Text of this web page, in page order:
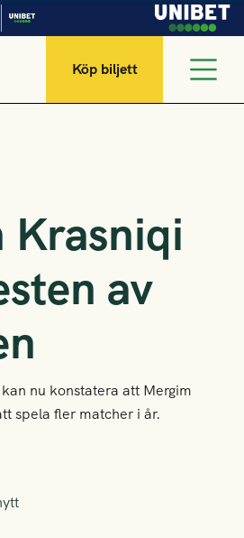
Köp biljett
Krasniqi
av
nu konstatera att Mergim
spela fler matcher i år.